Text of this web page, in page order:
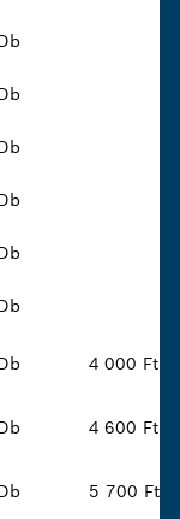
4 000 Ft
4 600 Ft
5 700 Ft